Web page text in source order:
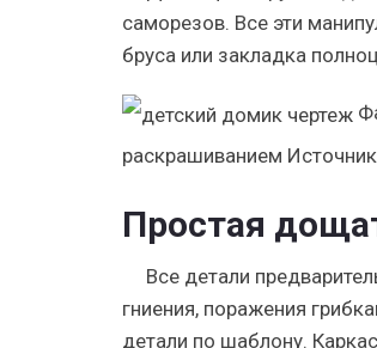
саморезов. Все эти
бруса или закладка
раскрашиванием
Простая
Все детали
гниения, поражения
детали по шаблону.